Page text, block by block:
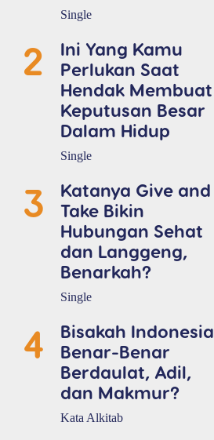
Single
2
Ini Yang Kamu
Perlukan Saat
Hendak Membuat
Keputusan Besar
Dalam Hidup
Single
3
Katanya Give and
Take Bikin
Hubungan Sehat
dan Langgeng,
Benarkah?
Single
4
Bisakah Indonesia
Benar-Benar
Berdaulat, Adil,
dan Makmur?
Kata Alkitab